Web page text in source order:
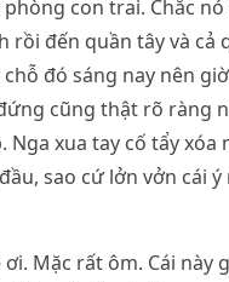
con trai. Chắc
rồi đến quần tây và cả
đó sáng nay nên
cũng thật rõ ràng
Nga xua tay cố tẩy xóa
sao cứ lởn vởn cái ý
ơi. Mặc rất ôm. Cái này